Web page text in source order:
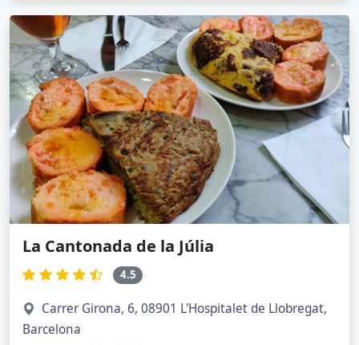
La Cantonada de la Júlia
4.5
Carrer Girona, 6, 08901 L'Hospitalet de Llobregat,
Barcelona